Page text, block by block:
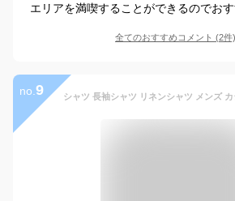
エリアを満喫することができるのでおす
全てのおすすめコメント (2件)
no. 9